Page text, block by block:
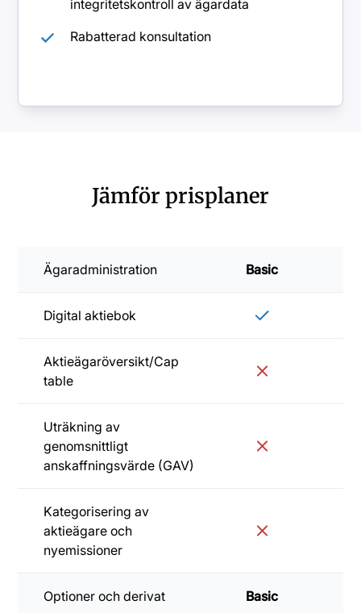
integritetskontroll av ägardata
Rabatterad konsultation
Jämför prisplaner
Ägaradministration Basic
Digital aktiebok
Aktieägaröversikt/Cap
table
Uträkning av
genomsnittligt
anskaffningsvärde (GAV)
Kategorisering av
aktieägare och
nyemissioner
Optioner och derivat Basic